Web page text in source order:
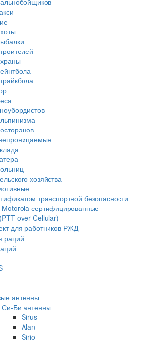
хозяйства
транспортной безопасности
Motorola сертифицированные
over Cellular)
для работников РЖД
антенны
Си-Би антенны
Sirus
Alan
Sirio